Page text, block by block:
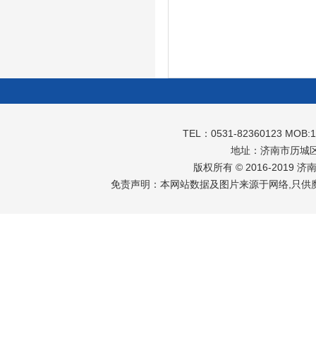
TEL：0531-82360123
地址：济南市历城
版权所有 © 2016-2019 济
免责声明：本网站数据及图片来源于网络,只